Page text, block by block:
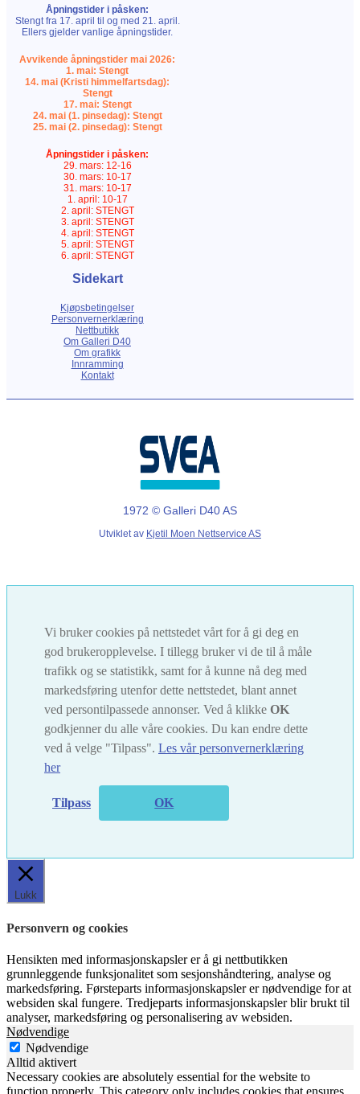
Åpningstider i påsken:
Stengt fra 17. april til og med 21. april.
Ellers gjelder vanlige åpningstider.
Avvikende åpningstider mai 2026:
1. mai: Stengt
14. mai (Kristi himmelfartsdag):
Stengt
17. mai: Stengt
24. mai (1. pinsedag): Stengt
25. mai (2. pinsedag): Stengt
Åpningstider i påsken:
29. mars: 12-16
30. mars: 10-17
31. mars: 10-17
1. april: 10-17
2. april: STENGT
3. april: STENGT
4. april: STENGT
5. april: STENGT
6. april: STENGT
Sidekart
Kjøpsbetingelser
Personvernerklæring
Nettbutikk
Om Galleri D40
Om grafikk
Innramming
Kontakt
1972 © Galleri D40 AS
Utviklet av Kjetil Moen Nettservice AS
Vi bruker cookies på nettstedet vårt for å gi deg en
god brukeropplevelse. I tillegg bruker vi de til å måle
trafikk og se statistikk, samt for å kunne nå deg med
markedsføring utenfor dette nettstedet, blant annet
ved persontilpassede annonser. Ved å klikke OK
godkjenner du alle våre cookies. Du kan endre dette
ved å velge "Tilpass". Les vår personvernerklæring
her
Tilpass OK
Lukk
Personvern og cookies
Hensikten med informasjonskapsler er å gi nettbutikken
grunnleggende funksjonalitet som sesjonshåndtering, analyse og
markedsføring. Førsteparts informasjonskapsler er nødvendige for at
websiden skal fungere. Tredjeparts informasjonskapsler blir brukt til
analyser, markedsføring og personalisering av websiden.
Nødvendige
Nødvendige
Alltid aktivert
Necessary cookies are absolutely essential for the website to
function properly. This category only includes cookies that ensures